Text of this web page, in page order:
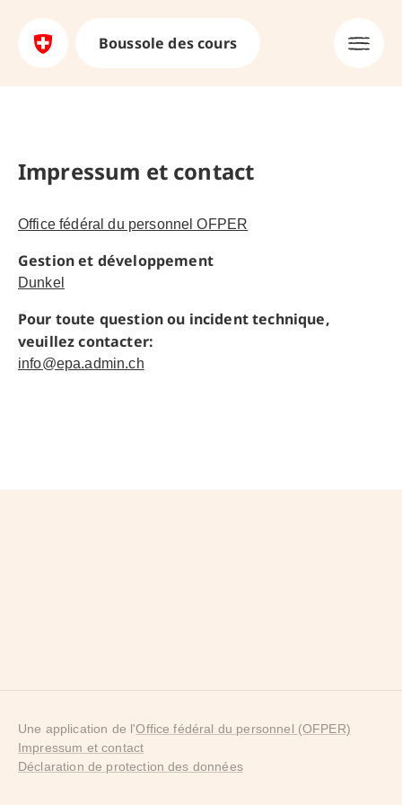
Boussole des cours
Impressum et contact
Office fédéral du personnel OFPER
Gestion et développement
Dunkel
Pour toute question ou incident technique,
veuillez contacter:
info@epa.admin.ch
Une application de l'Office fédéral du personnel (OFPER)
Impressum et contact
Déclaration de protection des données